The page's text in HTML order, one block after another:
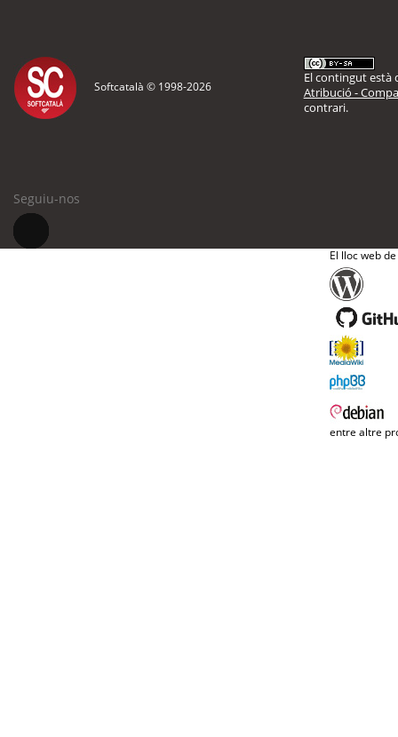
Softcatalà © 1998-2026
El contingut està
Atribució -
contrari.
Seguiu-nos
El lloc web
entre altre